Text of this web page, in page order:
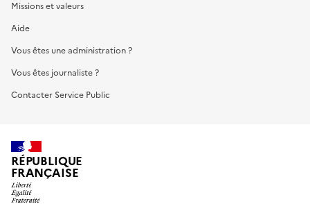
Missions et valeurs
Aide
Vous êtes une administration ?
Vous êtes journaliste ?
Contacter Service Public
RÉPUBLIQUE
FRANÇAISE